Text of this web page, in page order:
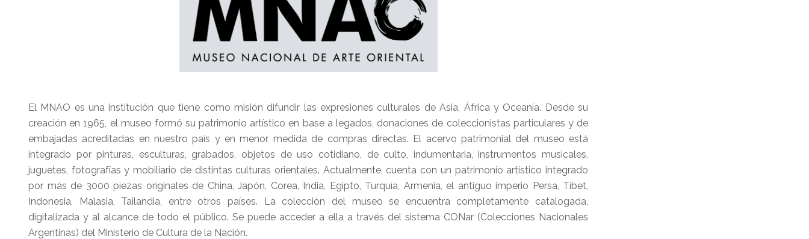
El MNAO es una institución que tiene como misión difundir las expresiones culturales de Asia, África y Oceanía. Desde su
creación en 1965, el museo formó su patrimonio artístico en base a legados, donaciones de coleccionistas particulares y de
embajadas acreditadas en nuestro país y en menor medida de compras directas. El acervo patrimonial del museo está
integrado por pinturas, esculturas, grabados, objetos de uso cotidiano, de culto, indumentaria, instrumentos musicales,
juguetes, fotografías y mobiliario de distintas culturas orientales. Actualmente, cuenta con un patrimonio artístico integrado
por más de 3000 piezas originales de China, Japón, Corea, India, Egipto, Turquía, Armenia, el antiguo imperio Persa, Tíbet,
Indonesia, Malasia, Tailandia, entre otros países. La colección del museo se encuentra completamente catalogada,
digitalizada y al alcance de todo el público. Se puede acceder a ella a través del sistema CONar (Colecciones Nacionales
Argentinas) del Ministerio de Cultura de la Nación.